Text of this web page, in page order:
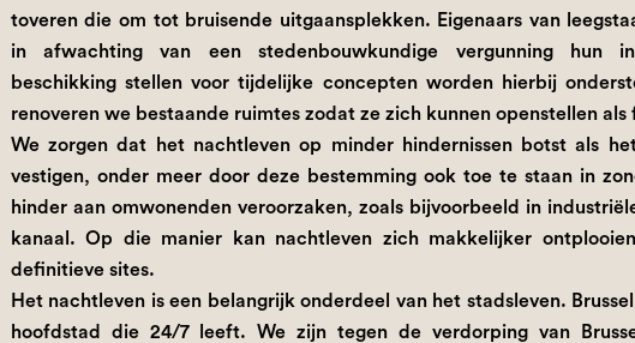
toveren die om tot bruisende uitgaansplekken. Eigenaars van
in afwachting van een stedenbouwkundige vergunning hun
beschikking stellen voor tijdelijke concepten worden hierbij
renoveren we bestaande ruimtes zodat ze zich kunnen openstellen
We zorgen dat het nachtleven op minder hindernissen botst als
vestigen, onder meer door deze bestemming ook toe te staan in
hinder aan omwonenden veroorzaken, zoals bijvoorbeeld in
kanaal. Op die manier kan nachtleven zich makkelijker
definitieve sites.
Het nachtleven is een belangrijk onderdeel van het stadsleven.
hoofdstad die 24/7 leeft. We zijn tegen de verdorping van